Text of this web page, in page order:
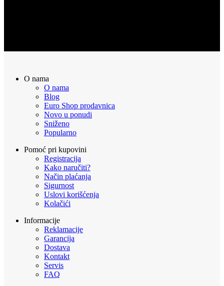
O nama
O nama
Blog
Euro Shop prodavnica
Novo u ponudi
Sniženo
Popularno
Pomoć pri kupovini
Registracija
Kako naručiti?
Način plaćanja
Sigurnost
Uslovi korišćenja
Kolačići
Informacije
Reklamacije
Garancija
Dostava
Kontakt
Servis
FAQ